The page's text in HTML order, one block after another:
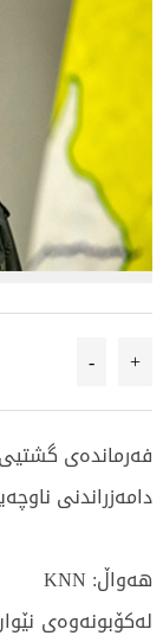
+
-
فەرماندەی
دامەزراندنی
هەواڵ: KNN
لەكۆبونەوەی